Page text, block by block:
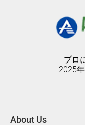
プロ
2025
About Us